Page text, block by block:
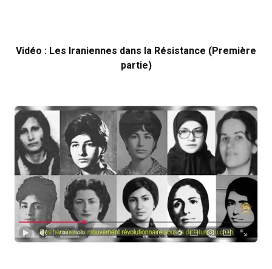
Vidéo : Les Iraniennes dans la Résistance (Première
partie)